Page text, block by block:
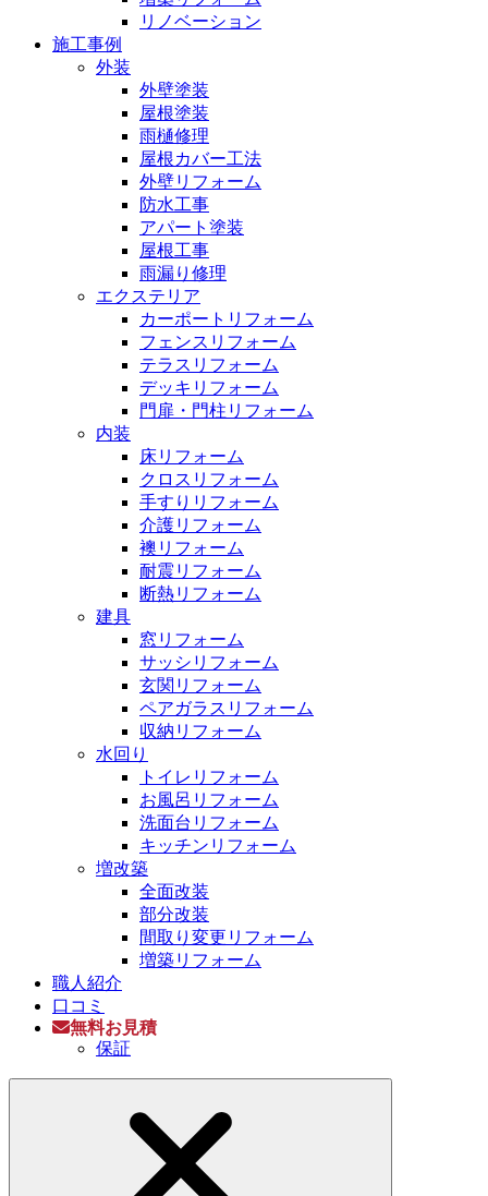
リノベーション
施工事例
外装
外壁塗装
屋根塗装
雨樋修理
屋根カバー工法
外壁リフォーム
防水工事
アパート塗装
屋根工事
雨漏り修理
エクステリア
カーポートリフォーム
フェンスリフォーム
テラスリフォーム
デッキリフォーム
門扉・門柱リフォーム
内装
床リフォーム
クロスリフォーム
手すりリフォーム
介護リフォーム
襖リフォーム
耐震リフォーム
断熱リフォーム
建具
窓リフォーム
サッシリフォーム
玄関リフォーム
ペアガラスリフォーム
収納リフォーム
水回り
トイレリフォーム
お風呂リフォーム
洗面台リフォーム
キッチンリフォーム
増改築
全面改装
部分改装
間取り変更リフォーム
増築リフォーム
職人紹介
口コミ
無料お見積
保証